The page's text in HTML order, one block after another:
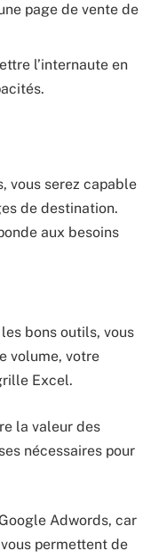
page de vente de
l’internaute en
vous serez capable
de destination.
aux besoins
bons outils, vous
volume, votre
Excel.
la valeur des
nécessaires pour
Adwords, car
permettent de